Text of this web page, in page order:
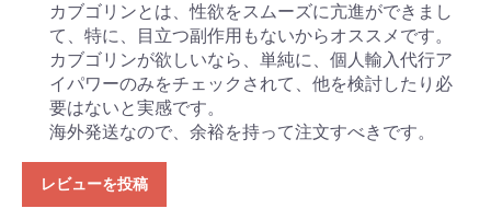
カブゴリンとは、性欲をスムーズに亢進ができまし
て、特に、目立つ副作用もないからオススメです。
カブゴリンが欲しいなら、単純に、個人輸入代行ア
イパワーのみをチェックされて、他を検討したり必
要はないと実感です。
海外発送なので、余裕を持って注文すべきです。
レビューを投稿